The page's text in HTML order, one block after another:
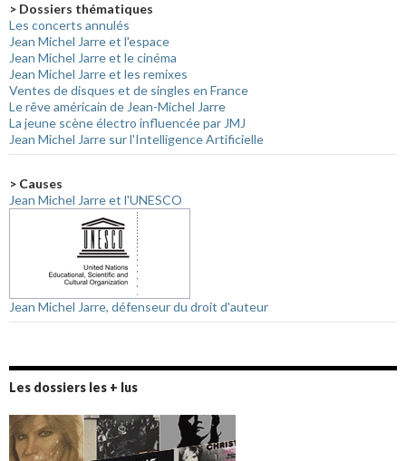
> Dossiers thématiques
Les concerts annulés
Jean Michel Jarre et l'espace
Jean Michel Jarre et le cinéma
Jean Michel Jarre et les remixes
Ventes de disques et de singles en France
Le rêve américain de Jean-Michel Jarre
La jeune scène électro influencée par JMJ
Jean Michel Jarre sur l'Intelligence Artificielle
> Causes
Jean Michel Jarre et l'UNESCO
Jean Michel Jarre, défenseur du droit d'auteur
Les dossiers les + lus